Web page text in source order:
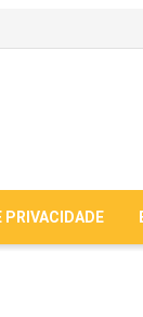
PRIVACIDADE